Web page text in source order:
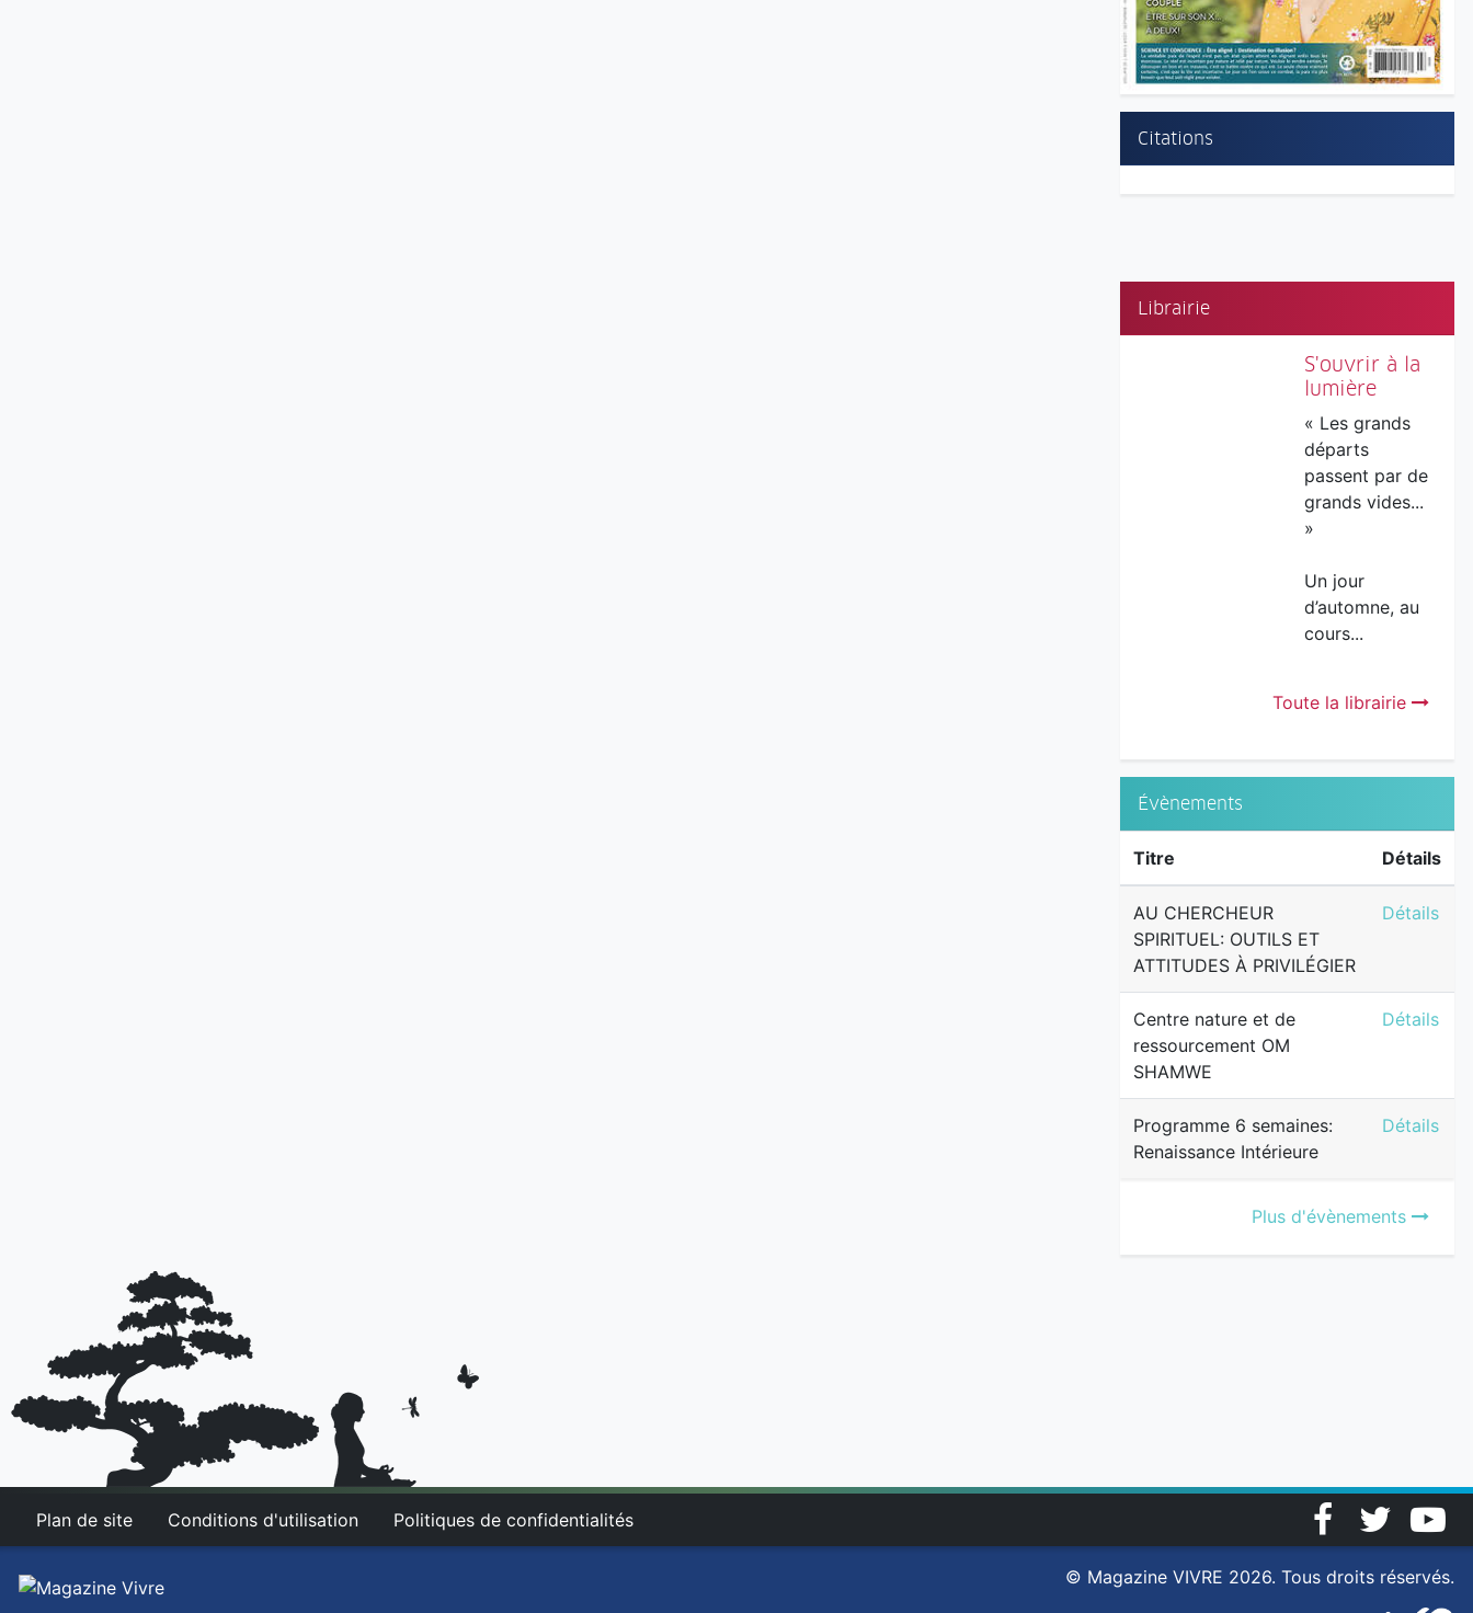
Citations
Librairie
S'ouvrir à la
lumière
« Les grands
départs
passent par de
grands vides...
»
Un jour
d’automne, au
cours...
Toute la librairie
Évènements
Titre Détails
AU CHERCHEUR
SPIRITUEL: OUTILS ET
ATTITUDES À PRIVILÉGIER
AU
Détails
Centre nature et de
ressourcement OM
SHAMWE
Centre
Détails
Programme 6 semaines:
Renaissance Intérieure
Détails
Plus d'évènements
Plan de site Conditions d'utilisation Politiques de confidentialités
FacebookTwitter
© Magazine VIVRE 2026. Tous droits réservés.